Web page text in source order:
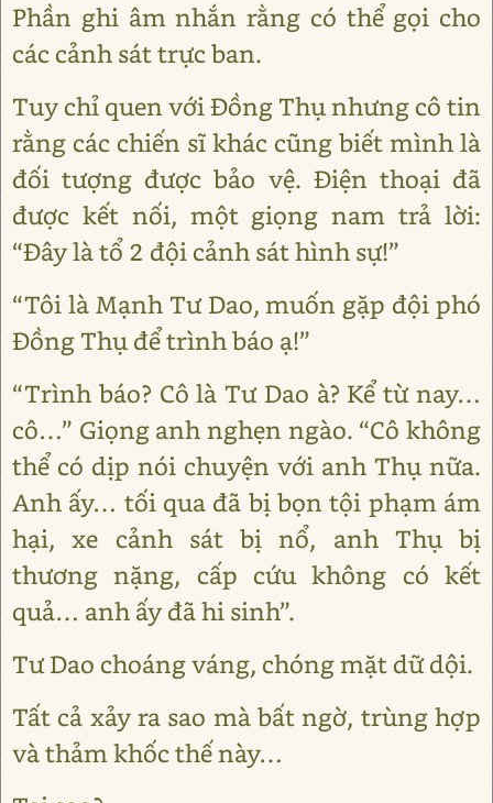
Phần ghi âm nhắn rằng có thể gọi cho
các cảnh sát trực ban.
Tuy chỉ quen với Đồng Thụ nhưng cô tin
rằng các chiến sĩ khác cũng biết mình là
đối tượng được bảo vệ. Điện thoại đã
được kết nối, một giọng nam trả lời:
“Đây là tổ 2 đội cảnh sát hình sự!”
“Tôi là Mạnh Tư Dao, muốn gặp đội phó
Đồng Thụ để trình báo ạ!”
“Trình báo? Cô là Tư Dao à? Kể từ nay…
cô…” Giọng anh nghẹn ngào. “Cô không
thể có dịp nói chuyện với anh Thụ nữa.
Anh ấy… tối qua đã bị bọn tội phạm ám
hại, xe cảnh sát bị nổ, anh Thụ bị
thương nặng, cấp cứu không có kết
quả… anh ấy đã hi sinh”.
Tư Dao choáng váng, chóng mặt dữ dội.
Tất cả xảy ra sao mà bất ngờ, trùng hợp
và thảm khốc thế này…